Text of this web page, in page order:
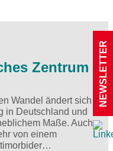
Zentrum
Wandel ändert sich
in Deutschland und
Maße. Auch
von einem
NEWSLETTER